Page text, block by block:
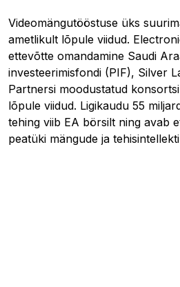
Videomängutööstuse üks
ametlikult lõpule viidud.
ettevõtte omandamine Saudi
investeerimisfondi (PIF), Silver
Partnersi moodustatud
lõpule viidud. Ligikaudu 55
tehing viib EA börsilt ning avab
peatüki mängude ja